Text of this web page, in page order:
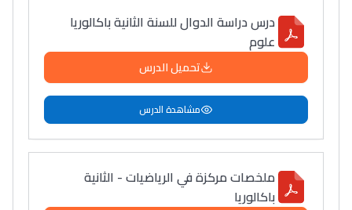
درس دراسة الدوال للسنة الثانية باكالوريا
علوم
تحميل الدرس
مشاهدة الدرس
ملخصات مركزة في الرياضيات - الثانية
باكالوريا